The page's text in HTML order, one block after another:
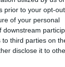
prior to your opt-
of your personal
downstream
to third parties on
disclose it to
mu
więcej ustaw,
kadencji
– to rekord III
prezydentowi